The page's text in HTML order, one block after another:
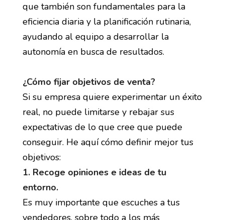
que también son fundamentales para la
eficiencia diaria y la planificación rutinaria,
ayudando al equipo a desarrollar la
autonomía en busca de resultados.
¿Cómo fijar objetivos de venta?
Si su empresa quiere experimentar un éxito
real, no puede limitarse y rebajar sus
expectativas de lo que cree que puede
conseguir. He aquí cómo definir mejor tus
objetivos:
1. Recoge opiniones e ideas de tu
entorno.
Es muy importante que escuches a tus